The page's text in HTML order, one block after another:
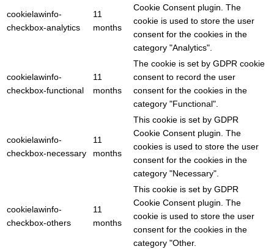
cookielawinfo-
checkbox-analytics
11
months
Cookie Consent plugin. The
cookie is used to store the user
consent for the cookies in the
category "Analytics".
cookielawinfo-
checkbox-functional
11
months
The cookie is set by GDPR cookie
consent to record the user
consent for the cookies in the
category "Functional".
cookielawinfo-
checkbox-necessary
11
months
This cookie is set by GDPR
Cookie Consent plugin. The
cookies is used to store the user
consent for the cookies in the
category "Necessary".
cookielawinfo-
checkbox-others
11
months
This cookie is set by GDPR
Cookie Consent plugin. The
cookie is used to store the user
consent for the cookies in the
category "Other.